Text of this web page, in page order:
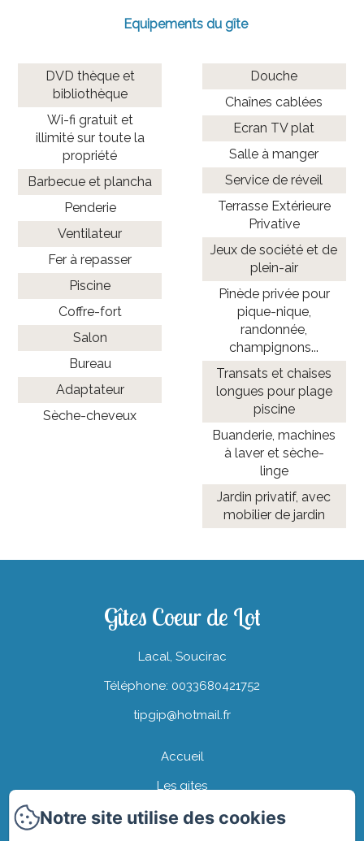
Equipements du gîte
DVD thèque et
bibliothèque
Wi-fi gratuit et
illimité sur toute la
propriété
Barbecue et plancha
Penderie
Ventilateur
Fer à repasser
Piscine
Coffre-fort
Salon
Bureau
Adaptateur
Sèche-cheveux
Douche
Chaînes cablées
Ecran TV plat
Salle à manger
Service de réveil
Terrasse Extérieure
Privative
Jeux de société et de
plein-air
Pinède privée pour
pique-nique,
randonnée,
champignons...
Transats et chaises
longues pour plage
piscine
Buanderie, machines
à laver et sèche-
linge
Jardin privatif, avec
mobilier de jardin
Gîtes Coeur de Lot
Lacal, Soucirac
Téléphone: 0033680421752
tipgip@hotmail.fr
Accueil
Les gites
Le domaine
Notre site utilise des cookies